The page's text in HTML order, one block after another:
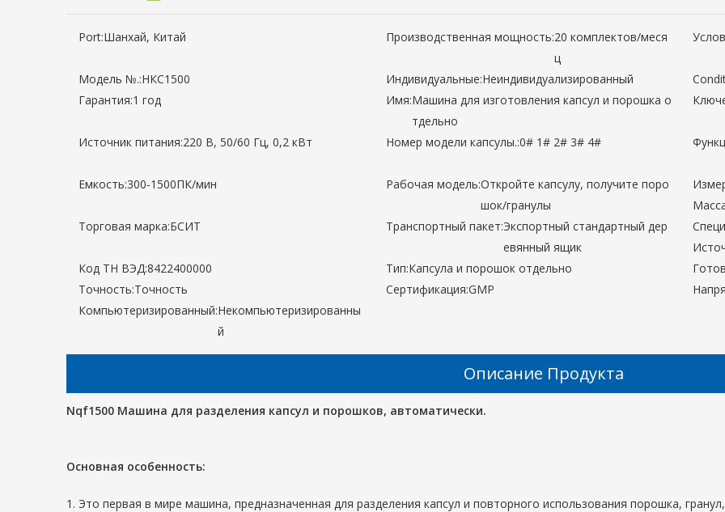
Port:Шанхай, Китай Производственная мощность:20 комплектов/меся
ц
Модель №.:НКС1500 Индивидуальные:Неиндивидуализированный
Гарантия:1 год Имя:Машина для изготовления капсул и порошка о
тдельно
Источник питания:220 В, 50/60 Гц, 0,2 кВт Номер модели капсулы.:0# 1# 2# 3# 4#
Емкость:300-1500ПК/мин Рабочая модель:Откройте капсулу, получите поро
шок/гранулы
Торговая марка:БСИТ Транспортный пакет:Экспортный стандартный дер
евянный ящик
Код ТН ВЭД:8422400000 Тип:Капсула и порошок отдельно
Точность:Точность Сертификация:GMP
Компьютеризированный:Некомпьютеризированны
й
Описание Продукта
Nqf1500 Машина для разделения капсул и порошков, автоматически.
Основная особенность:
1. Это первая в мире машина, предназначенная для разделения капсул и повторного использования порошка,